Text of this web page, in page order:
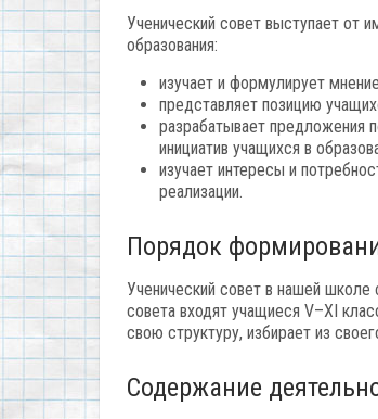
Ученический совет выступает от
образования:
изучает и формулирует
представляет позицию
разрабатывает предложения
инициатив учащихся в
изучает интересы и
реализации.
Порядок
Ученический совет в нашей
совета входят учащиеся V–XI
свою структуру, избирает из
Содержание